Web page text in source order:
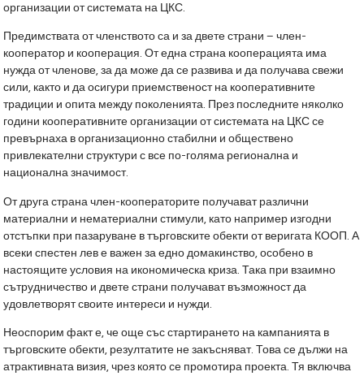
организации от системата на ЦКС.
Предимствата от членството са и за двете страни – член-
кооператор и кооперация. От една страна кооперацията има
нужда от членове, за да може да се развива и да получава свежи
сили, както и да осигури приемственост на кооперативните
традиции и опита между поколенията. През последните няколко
години кооперативните организации от системата на ЦКС се
превърнаха в организационно стабилни и обществено
привлекателни структури с все по-голяма регионална и
национална значимост.
От друга страна член-кооператорите получават различни
материални и нематериални стимули, като например изгодни
отстъпки при пазаруване в търговските обекти от веригата КООП. А
всеки спестен лев е важен за едно домакинство, особено в
настоящите условия на икономическа криза. Така при взаимно
сътрудничество и двете страни получават възможност да
удовлетворят своите интереси и нужди.
Неоспорим факт е, че още със стартирането на кампанията в
търговските обекти, резултатите не закъсняват. Това се дължи на
атрактивната визия, чрез която се промотира проекта. Тя включва